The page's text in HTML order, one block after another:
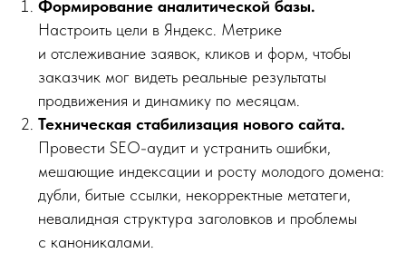
Формирование аналитической базы.
Настроить цели в Яндекс. Метрике
и отслеживание заявок, кликов и форм, чтобы
заказчик мог видеть реальные результаты
продвижения и динамику по месяцам.
Техническая стабилизация нового сайта.
Провести SEO-аудит и устранить ошибки,
мешающие индексации и росту молодого домена:
дубли, битые ссылки, некорректные метатеги,
невалидная структура заголовков и проблемы
с каноникалами.